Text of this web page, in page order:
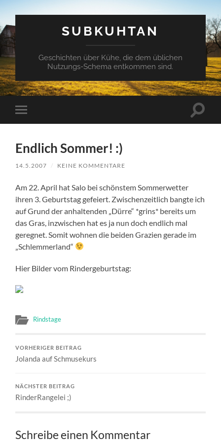
SUBKUHTAN
Geschichten über Kühe, die dem üblichen
Nutzungs-Schema entkommen sind.
Mobile-
Menü
Endlich Sommer! :)
14.5.2007 / KEINE KOMMENTARE
Am 22. April hat Salo bei schönstem Sommerwetter
ihren 3. Geburtstag gefeiert. Zwischenzeitlich bangte ich
auf Grund der anhaltenden „Dürre“ *grins* bereits um
das Gras, inzwischen hat es ja nun doch endlich mal
geregnet. Somit wohnen die beiden Grazien gerade im
„Schlemmerland“
Hier Bilder vom Rindergeburtstag:
Rindstage
VORHERIGER BEITRAG
Jolanda auf Schmusekurs
NÄCHSTER BEITRAG
RinderRangelei ;)
Schreibe einen Kommentar